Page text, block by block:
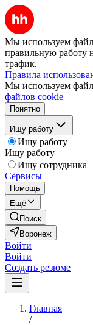
Мы используем
правильную работу
трафик.
Правила
Мы используем
файлов cookie
Понятно
Ищу работу
Ищу работу
Ищу работу
Ищу сотрудника
Сервисы
Помощь
Ещё
Поиск
Воронеж
Войти
Войти
Создать резюме
Главная
/